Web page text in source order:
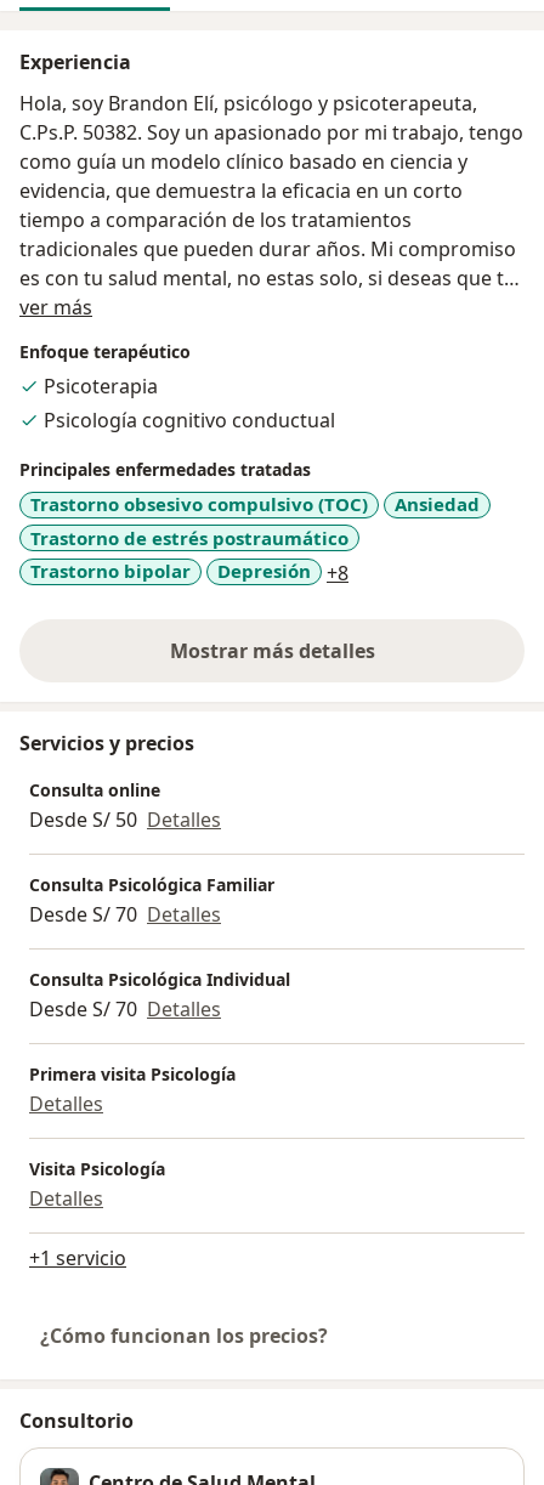
Experiencia
Hola, soy Brandon Elí, psicólogo y psicoterapeuta,
C.Ps.P. 50382. Soy un apasionado por mi trabajo, tengo
como guía un modelo clínico basado en ciencia y
evidencia, que demuestra la eficacia en un corto
tiempo a comparación de los tratamientos
tradicionales que pueden durar años. Mi compromiso
es con tu salud mental, no estas solo, si deseas que te
acompañe en este proceso, no dudes en comunicarte
ver más
Enfoque terapéutico
Psicoterapia
Psicología cognitivo conductual
Principales enfermedades tratadas
Trastorno obsesivo compulsivo (TOC)
Ansiedad
Trastorno de estrés postraumático
Trastorno bipolar
Depresión +8
Mostrar más detalles
sobre la experiencia
Servicios y precios
Consulta online
Desde S/ 50 Detalles
Consulta Psicológica Familiar
Desde S/ 70 Detalles
Consulta Psicológica Individual
Desde S/ 70 Detalles
Primera visita Psicología
Detalles
Visita Psicología
Detalles
+1 servicio
¿Cómo funcionan los precios?
Consultorio